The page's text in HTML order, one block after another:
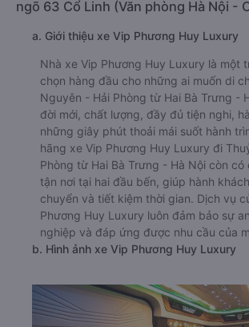
ngõ 63 Cổ Linh (Văn phòng Hà Nội -
a. Giới thiệu xe Vip Phương Huy Luxury
Nhà xe Vip Phương Huy Luxury là một
chọn hàng đầu cho những ai muốn di
Nguyên - Hải Phòng từ Hai Bà Trưng -
đời mới, chất lượng, đầy đủ tiện nghi,
những giây phút thoải mái suốt hành
hãng xe Vip Phương Huy Luxury đi
Phòng từ Hai Bà Trưng - Hà Nội còn
tận nơi tại hai đầu bến, giúp hành
chuyển và tiết kiệm thời gian. Dịch vụ
Phương Huy Luxury luôn đảm bảo sự
nghiệp và đáp ứng được nhu cầu của
b. Hình ảnh xe Vip Phương Huy Luxury